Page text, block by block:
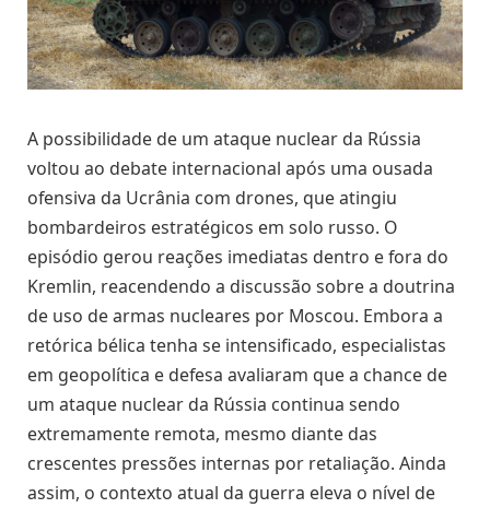
A possibilidade de um ataque nuclear da Rússia
voltou ao debate internacional após uma ousada
ofensiva da Ucrânia com drones, que atingiu
bombardeiros estratégicos em solo russo. O
episódio gerou reações imediatas dentro e fora do
Kremlin, reacendendo a discussão sobre a doutrina
de uso de armas nucleares por Moscou. Embora a
retórica bélica tenha se intensificado, especialistas
em geopolítica e defesa avaliaram que a chance de
um ataque nuclear da Rússia continua sendo
extremamente remota, mesmo diante das
crescentes pressões internas por retaliação. Ainda
assim, o contexto atual da guerra eleva o nível de